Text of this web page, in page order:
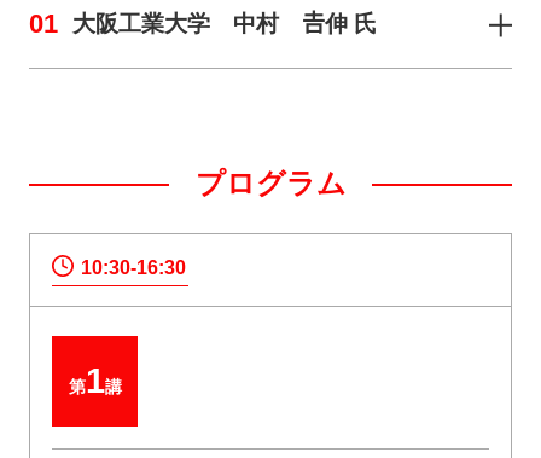
01 大阪工業大学 中村 𠮷伸 氏
プログラム
10:30-16:30
第1講